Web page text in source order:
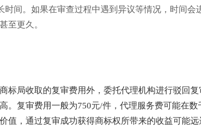
时间。如果在审查过程中遇到异议等情况，时间会
至更久。
标局收取的复审费用外，委托代理机构进行驳回复
。复审费用一般为750元/件，代理服务费可能在数
值，通过复审成功获得商标权所带来的收益可能远